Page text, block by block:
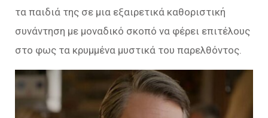
τα παιδιά της σε μια εξαιρετικά καθοριστική
συνάντηση με μοναδικό σκοπό να φέρει επιτέλους
στο φως τα κρυμμένα μυστικά του παρελθόντος.